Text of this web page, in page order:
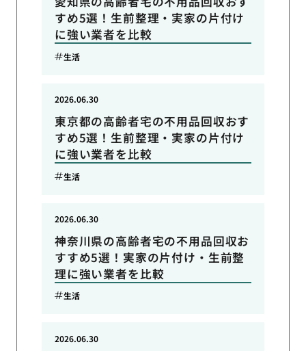
すめ5選！生前整理・実家の片付け
に強い業者を比較
生活
東京都の高齢者宅の不用品回収おす
すめ5選！生前整理・実家の片付け
に強い業者を比較
2026.06.30
生活
神奈川県の高齢者宅の不用品回収お
すすめ5選！実家の片付け・生前整
理に強い業者を比較
2026.06.30
生活
2026.06.30